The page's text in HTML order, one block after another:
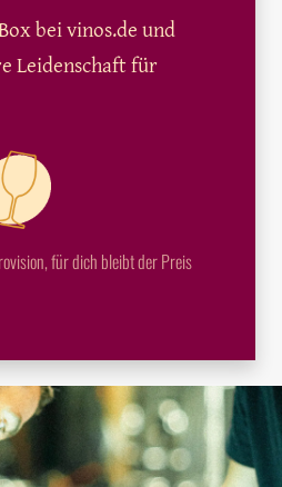
bei vinos.de und
Leidenschaft für
für dich bleibt der Preis